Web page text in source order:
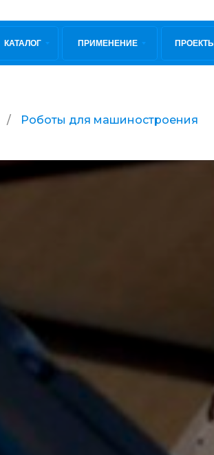
КАТАЛОГ ПРОЕКТЫ
ПРИМЕНЕНИЕ
/ Роботы для машиностроения